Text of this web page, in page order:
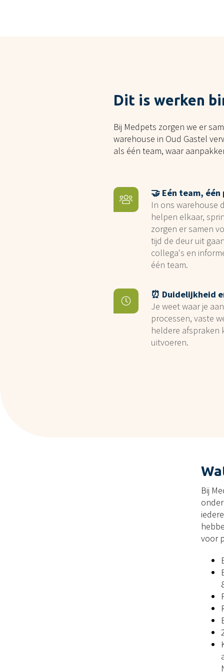
Dit is werken
Bij Medpets zorgen we er
warehouse in Oud Gastel
als één team, waar
🤝 Eén team, één
In ons warehouse
helpen elkaar,
zorgen er samen
tijd de deur uit
collega's en
één team.
⏰ Duidelijkheid
Je weet waar je
processen, vaste
heldere afspraken
uitvoeren.
Bij
voor